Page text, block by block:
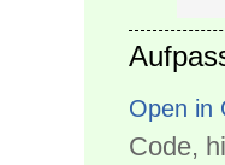
Open in
Code,